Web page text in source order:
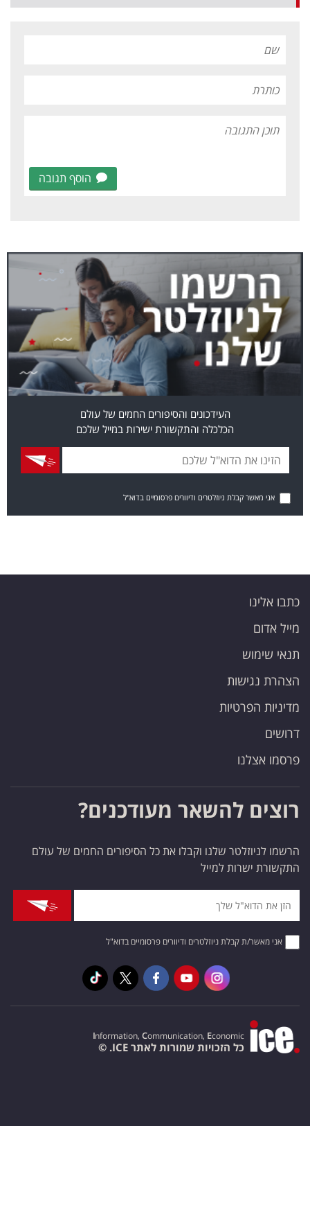
הוסף תגובה
העידכונים והסיפורים החמים של עולם
הכלכלה והתקשורת ישירות במייל שלכם
אני מאשר קבלת ניוזלטרים ודיוורים פרסומיים בדוא"ל
כתבו אלינו
מייל אדום
תנאי שימוש
הצהרת נגישות
מדיניות הפרטיות
דרושים
פרסמו אצלנו
רוצים להשאר מעודכנים?
הרשמו לניוזלטר שלנו וקבלו את כל הסיפורים החמים של עולם
התקשורת ישרות למייל
אני מאשר/ת קבלת ניוזלטרים ודיוורים פרסומיים בדוא"ל
Information, Communication, Economic
כל הזכויות שמורות לאתר ICE. ©